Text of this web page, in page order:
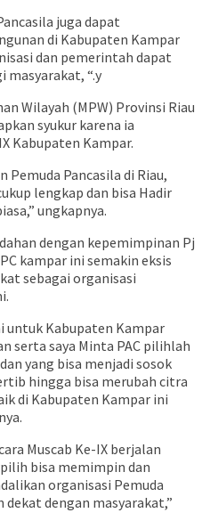
juga dapat
di Kabupaten Kampar
dan pemerintah dapat
masyarakat, “.y
Wilayah (MPW) Provinsi Riau
syukur karena ia
Kabupaten Kampar.
Pemuda Pancasila di Riau,
lengkap dan bisa Hadir
ungkapnya.
dengan kepemimpinan Pj
kampar ini semakin eksis
sebagai organisasi
untuk Kabupaten Kampar
serta saya Minta PAC pilihlah
yang bisa menjadi sosok
hingga bisa merubah citra
di Kabupaten Kampar ini
Muscab Ke-IX berjalan
bisa memimpin dan
organisasi Pemuda
dekat dengan masyarakat,”